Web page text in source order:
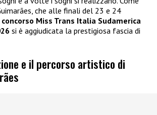
che alle finali del 23 e 24
concorso Miss Trans Italia Sudamerica
si è aggiudicata la prestigiosa fascia di
e il percorso artistico di